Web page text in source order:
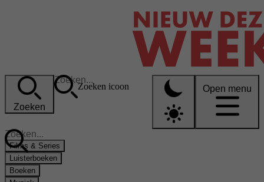
Zoeken
Zoeken icoon Open menu
Films & Series
Luisterboeken
Boeken